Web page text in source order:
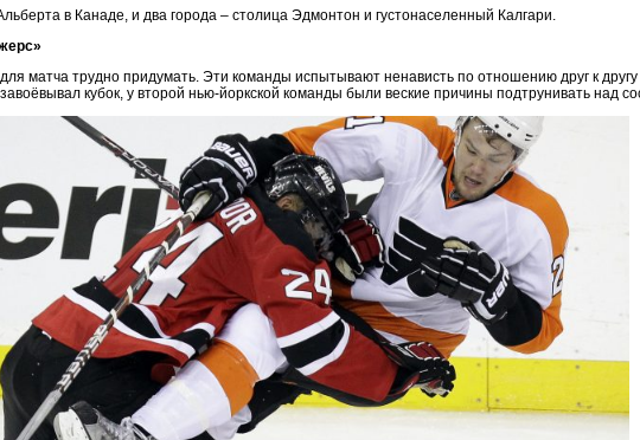
в Канаде, и два города – столица Эдмонтон и густонаселенный Калгари.
матча трудно придумать. Эти команды испытывают ненависть по отношению друг к
кубок, у второй нью-йоркской команды были веские причины подтрунивать над